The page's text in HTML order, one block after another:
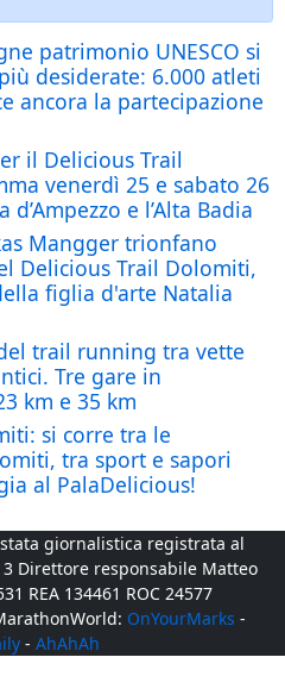
patrimonio UNESCO si
desiderate: 6.000 atleti
ancora la partecipazione
il Delicious Trail
venerdì 25 e sabato 26
e l’Alta Badia
Mangger trionfano
Delicious Trail Dolomiti,
figlia d'arte Natalia
trail running tra vette
Tre gare in
km e 35 km
si corre tra le
tra sport e sapori
al PalaDelicious!
giornalistica registrata al
Direttore responsabile Matteo
REA 134461 ROC 24577
OnYourMarks -
- AhAhAh